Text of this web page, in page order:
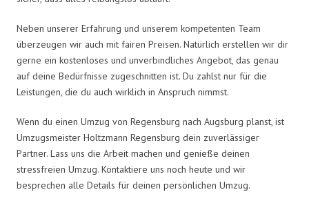
Neben unserer Erfahrung und unserem kompetenten Team
überzeugen wir auch mit fairen Preisen. Natürlich erstellen wir dir
gerne ein kostenloses und unverbindliches Angebot, das genau
auf deine Bedürfnisse zugeschnitten ist. Du zahlst nur für die
Leistungen, die du auch wirklich in Anspruch nimmst.
Wenn du einen Umzug von Regensburg nach Augsburg planst, ist
Umzugsmeister Holtzmann Regensburg dein zuverlässiger
Partner. Lass uns die Arbeit machen und genieße deinen
stressfreien Umzug. Kontaktiere uns noch heute und wir
besprechen alle Details für deinen persönlichen Umzug.